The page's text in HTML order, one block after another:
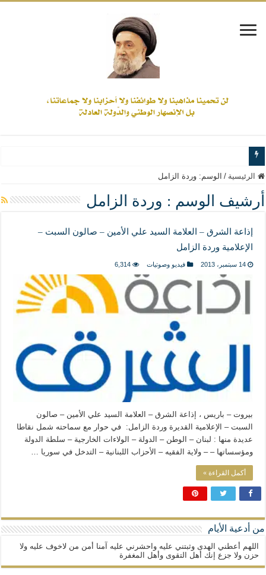
www.alamine.net
مواقف وآراء العلاّمة السيد علي الأمين من الأحداث والقضايا - اضغط للاطلاع
إذا كان التسنن هو الإيمان بسنة رسول الله ( صلى الله عليه وآله) فكلّ
علاقات المذاهب والأديان لا يجوز أن تكون على حساب الأوطان
لن تحمينا مذاهبنا ولا طوائفنا ولا أحزابنا ولا جماعاتنا، بل الإنصهار الوطني والدولة
المذاهب ليست قدرًا لا يمكن تجاوزه
ليست المنفعة تأتي من إسلامية النّظام كما لا تأتي المضرة من مسيحية النظام
المتهاون بوطنه متهاون بدينه حتماً
نسج العلاقة مع الآخر تكون من خلال منظومة القيم و المبادئ الانسانية التي تجعل
الرئيسية / الوسم: وردة الزامل
أرشيف الوسم : وردة الزامل
إذاعة الشرق – العلامة السيد علي الأمين – صالون السبت –
الإعلامية وردة الزامل
14 سبتمبر، 2013 فيديو وصوتيات 6,314
بيروت – باريس ، إذاعة الشرق – العلامة السيد علي الأمين – صالون
السبت – الإعلامية القديرة وردة الزامل: في حوار مع سماحته شمل نقاطا
عديدة منها : لبنان – الوطن – الدولة – الولاءات الخارجية – سلطة الدولة
ومؤسساتها – – ولاية الفقيه – الأحزاب اللبنانية – التدخل في سوريا …
أكمل القراءة »
من أدعية الأيام
اللهم أعطني الهدى وثبتني عليه واحشرني عليه آمنا أمن من لاخوف عليه ولا
حزن ولا جزع إنك أهل التقوى وأهل المغفرة